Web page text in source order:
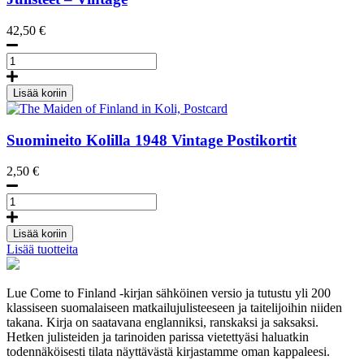
42,50 €
The
Maiden
of
Finland
in
Koli,
Poster
x
70
cm
(on
demand
print)
määrä
Lisää koriin
Suomineito Kolilla 1948 Vintage Postikortit
2,50 €
The
Maiden
of
Finland
in
Koli,
Postcard
määrä
Lisää koriin
Lisää tuotteita
Lue Come to Finland -kirjan sähköinen versio ja tutustu yli 200
klassiseen suomalaiseen matkailujulisteeseen ja taitelijoihin niiden
takana. Kirja on saatavana englanniksi, ranskaksi ja saksaksi.
Hetken julisteiden ja tarinoiden parissa vietettyäsi haluatkin
todennäköisesti tilata näyttävästä kirjastamme oman kappaleesi.